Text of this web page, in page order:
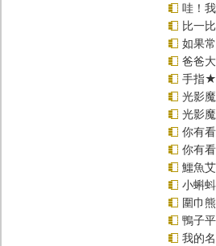
哇！
比一
如果
爸爸
手指★
光影
光影
你有
你有
鱷魚
小蝌
圍巾
鴨子
我的